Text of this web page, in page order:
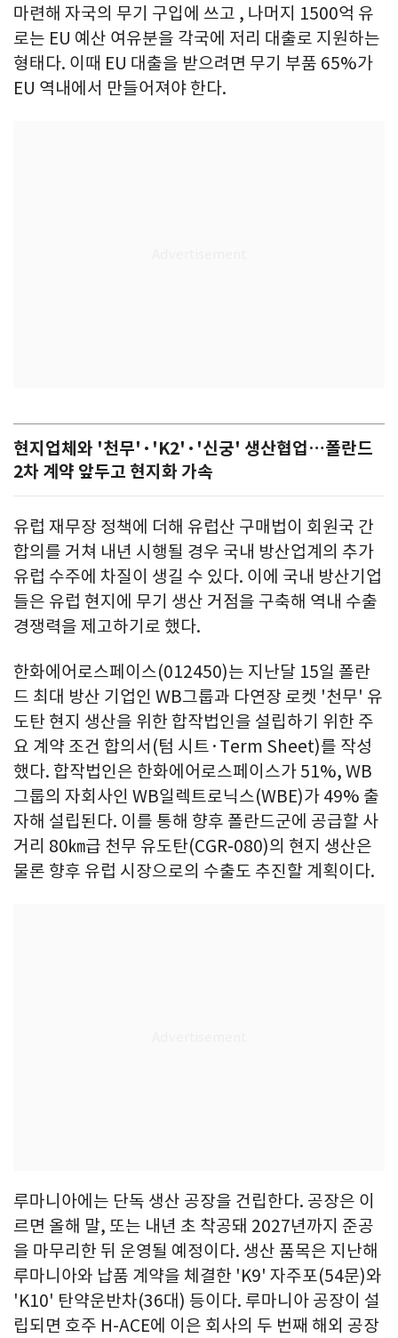
마련해 자국의 무기 구입에 쓰고 , 나머지 1500억 유
로는 EU 예산 여유분을 각국에 저리 대출로 지원하는
형태다. 이때 EU 대출을 받으려면 무기 부품 65%가
EU 역내에서 만들어져야 한다.
현지업체와 '천무'·'K2'·'신궁' 생산협업…폴란드
2차 계약 앞두고 현지화 가속
유럽 재무장 정책에 더해 유럽산 구매법이 회원국 간
합의를 거쳐 내년 시행될 경우 국내 방산업계의 추가
유럽 수주에 차질이 생길 수 있다. 이에 국내 방산기업
들은 유럽 현지에 무기 생산 거점을 구축해 역내 수출
경쟁력을 제고하기로 했다.
한화에어로스페이스(012450)는 지난달 15일 폴란
드 최대 방산 기업인 WB그룹과 다연장 로켓 '천무' 유
도탄 현지 생산을 위한 합작법인을 설립하기 위한 주
요 계약 조건 합의서(텀 시트·Term Sheet)를 작성
했다. 합작법인은 한화에어로스페이스가 51%, WB
그룹의 자회사인 WB일렉트로닉스(WBE)가 49% 출
자해 설립된다. 이를 통해 향후 폴란드군에 공급할 사
거리 80㎞급 천무 유도탄(CGR-080)의 현지 생산은
물론 향후 유럽 시장으로의 수출도 추진할 계획이다.
루마니아에는 단독 생산 공장을 건립한다. 공장은 이
르면 올해 말, 또는 내년 초 착공돼 2027년까지 준공
을 마무리한 뒤 운영될 예정이다. 생산 품목은 지난해
루마니아와 납품 계약을 체결한 'K9' 자주포(54문)와
'K10' 탄약운반차(36대) 등이다. 루마니아 공장이 설
립되면 호주 H-ACE에 이은 회사의 두 번째 해외 공장